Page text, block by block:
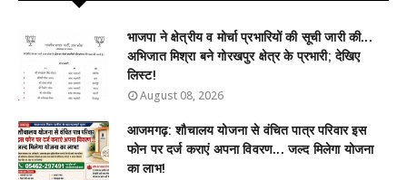
भाजपा ने क्षेत्रीय व मोर्चा प्रभारियों की सूची जारी की...
अभिजात मिश्रा बने गोरखपुर क्षेत्र के प्रभारी; देखिए
लिस्ट!
August 08, 2026
आजमगढ़: शौचालय योजना से वंचित पात्र परिवार इस
फोन पर दर्ज कराएं अपना विवरण... जल्द मिलेगा योजना
का लाभ!